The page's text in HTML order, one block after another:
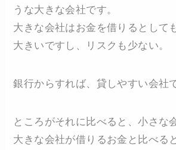
うな大きな会社です。
大きな会社はお金を借りるとして
大きいですし、リスクも少ない。
銀行からすれば、貸しやすい会社
ところがそれに比べると、小さな
大きな会社が借りるお金と比べる